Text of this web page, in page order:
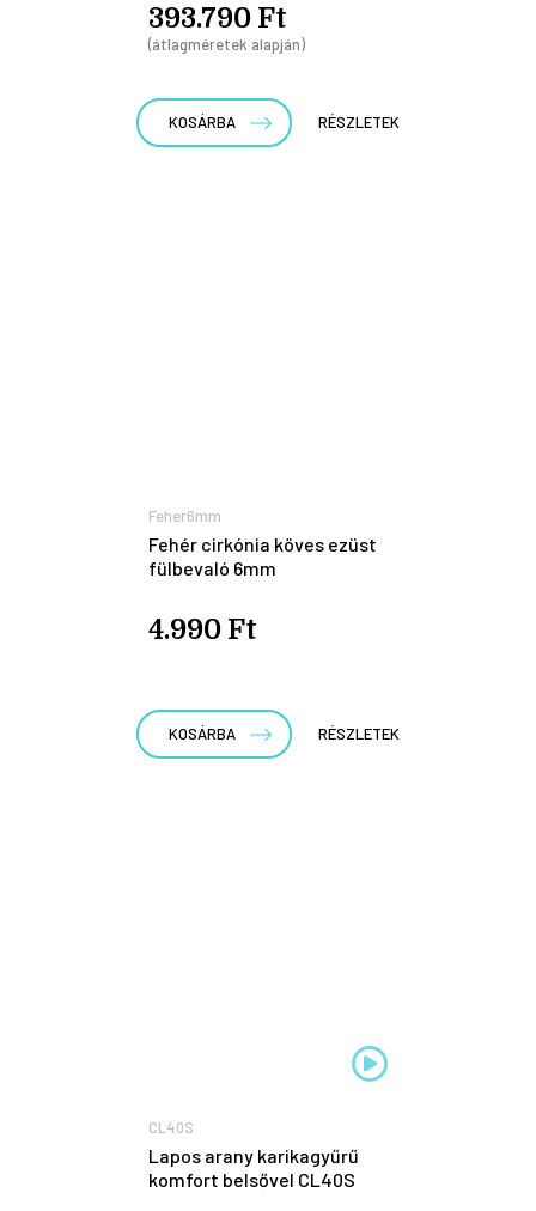
393.790 Ft
(átlagméretek alapján)
KOSÁRBA RÉSZLETEK
Feher6mm
Fehér cirkónia köves ezüst
fülbevaló 6mm
4.990 Ft
KOSÁRBA RÉSZLETEK
CL40S
Lapos arany karikagyűrű
komfort belsővel CL40S